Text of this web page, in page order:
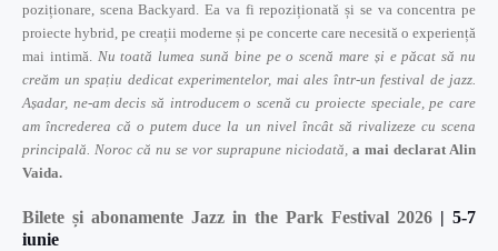
poziționare, scena Backyard. Ea va fi repoziționată și se va concentra pe
proiecte hybrid, pe creații moderne și pe concerte care necesită o experiență
mai intimă. Nu toată lumea sună bine pe o scenă mare și e păcat să nu
creăm un spațiu dedicat experimentelor, mai ales într-un festival de jazz.
Așadar, ne-am decis să introducem o scenă cu proiecte speciale, pe care
am încrederea că o putem duce la un nivel încât să rivalizeze cu scena
principală. Noroc că nu se vor suprapune niciodată, a mai declarat Alin
Vaida.
Bilete și abonamente Jazz in the Park Festival 2026 | 5-7
iunie